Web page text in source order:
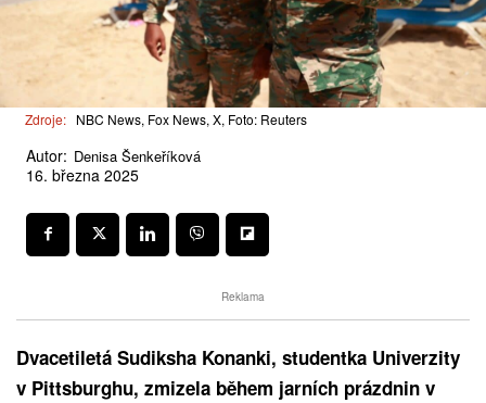
Zdroje: NBC News, Fox News, X, Foto: Reuters
Autor: Denisa Šenkeříková
16. března 2025
Reklama
Dvacetiletá Sudiksha Konanki, studentka Univerzity
v Pittsburghu, zmizela během jarních prázdnin v